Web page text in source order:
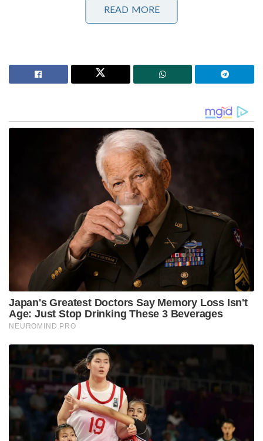
Stories you may like
മെറ്റയുടെ അൽഗോരിതത്തിൽ മാറ്റം വരുത്താൻ
കേന്ദ്രസർക്കാർ നിർദ്ദേശം ; ഡീപ്‌ഫെയ്ക്കുകൾക്കും
ഈ മീമിന്റെ ജനപ്രീതി തിരിച്ചറിഞ്ഞാണ്
ക്യാരിമിനാറ്റിയും മിസ്റ്റർ ബീസ്റ്റും ചേർന്ന് അതേ
ശൈലിയിൽ വീഡിയോ ചെയ്തത്. അജയ് നാഗർ
സന്തോഷത്തോടെ ക്യാമറയ്ക്ക് മുന്നിലെത്തുമ്പോൾ
മിസ്റ്റർ ബീസ്റ്റും അതേ തന്മയത്വത്തോടെ
വീഡിയോയിൽ നിറയുന്നു. ഫെബ്രുവരി 2026-ൽ
പ്രഖ്യാപിച്ചതുപോലെ, മിസ്റ്റർ ബീസ്റ്റിന്റെ വമ്പൻ
റിയാലിറ്റി ഷോയായ ‘ബീസ്റ്റ് ഗെയിംസ് സീസൺ 2’-ൽ
ക്യാരിമിനാറ്റിയും മത്സരാർത്ഥിയായി എത്തുന്നുണ്ട്. 5
മില്യൺ ഡോളർ (ഏകദേശം 41 കോടിയിലേറെ രൂപ)
സമ്മാനത്തുകയുള്ള ചരിത്രത്തിലെ തന്നെ ഏറ്റവും
വലിയ റിയാലിറ്റി ഷോയാണിത്.
READ MORE